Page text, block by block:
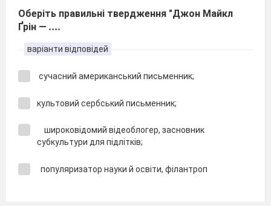
Оберіть правильні твердження "Джон Майкл
Ґрін — ....
варіанти відповідей
сучасний американський письменник;
культовий сербський письменник;
широковідомий відеоблогер, засновник
субкультури для підлітків;
популяризатор науки й освіти, філантроп